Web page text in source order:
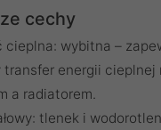
cechy
cieplna: wybitna –
transfer energii cieplnej
a radiatorem.
tlenek i